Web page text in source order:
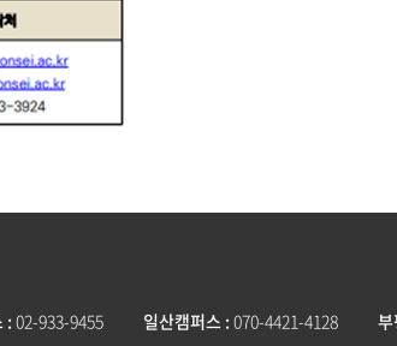
02-933-9455 일산캠퍼스 070-4421-4128